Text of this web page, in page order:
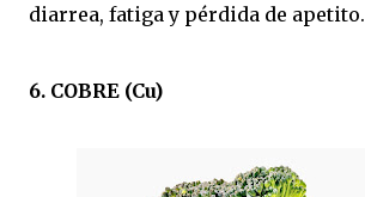
diarrea, fatiga y pérdida de apetito.
6. COBRE (Cu)